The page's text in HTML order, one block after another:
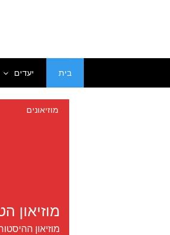
בית יעדים
מוזיאון
מוזיאונים
מוזיאון